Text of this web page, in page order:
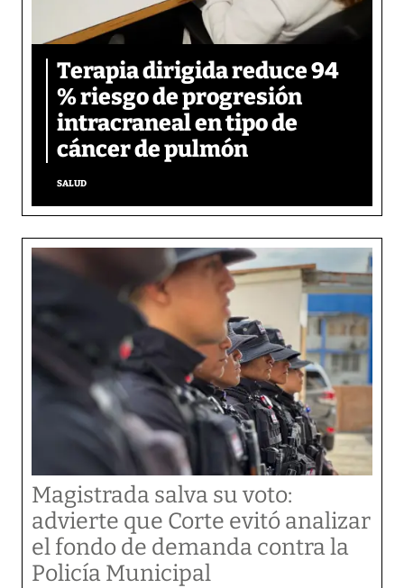
Terapia dirigida reduce 94
% riesgo de progresión
intracraneal en tipo de
cáncer de pulmón
SALUD
Magistrada salva su voto:
advierte que Corte evitó analizar
el fondo de demanda contra la
Policía Municipal